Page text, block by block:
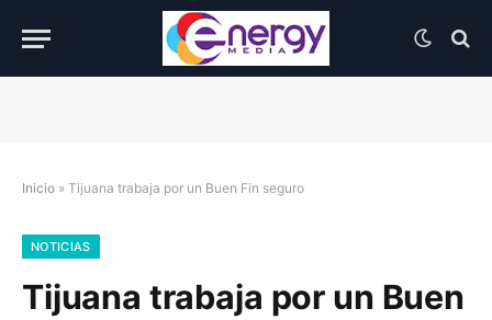
Inicio » Tijuana trabaja por un Buen Fin seguro
NOTICIAS
Tijuana trabaja por un Buen